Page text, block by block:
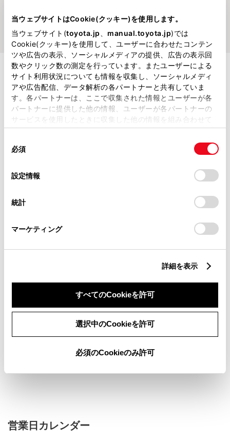
当ウェブサイトはCookie(クッキー)を使用します。
当ウェブサイト(toyota.jp manual.toyota.jp)では
Cookie(クッキー)を使用して、ユーザーに合わせたコンテン
ツや広告の表示、ソーシャルメディアの提供、広告の表示回
数やクリック数の測定を行っています。またユーザーによる
サイト利用状況についても情報を収集し、ソーシャルメディ
アや広告配信、データ解析の各パートナーと共有していま
す。各パートナーは、ここで収集された情報とユーザーが各
パートナーに提供した他の情報、ユーザーが各パートナーの
サービスを使用したときに収集した他の情報を組み合わせて
使用することがあります。当ウェブサイトの使用を続行する
デバイスにすべてのCookie(クッキー)が保存されることに同
意したことになります。Cookie(クッキー)のオプトアウト、
設定の変更、同意を撤回したりするにあたっては、当社の
「Cookie（クッキー）情報の取り扱いについて
」をご覧くだ
必須
設定情報
統計
マーケティング
詳細を表示
すべてのCookieを許可
選択中のCookieを許可
必須のCookieのみ許可
施設情報・サービス
バリアフリー/多目的駐車場
バリアフリー/多目的トイレ ペットOK
フリードリンク 自動洗車機
U-car(中古車)取扱店
営業日カレンダー